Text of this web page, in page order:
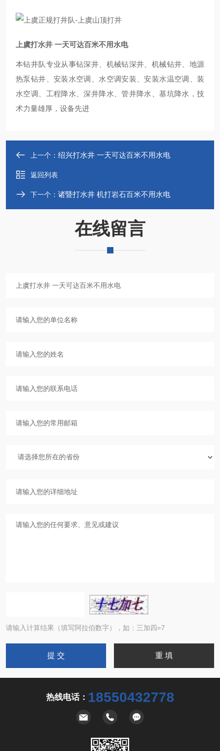
上虞打水井 一天可达百米不用水电
本钻井队专业从事钻深井、机械钻深井、机械钻井、地源
热泵钻井、安装水空调、水空调安装、安装水温空调、装
水空调、工程降水、深井降水、管井降水、基坑降水，技
术力量雄厚，设备先进
上一个： 绍兴打水井 一天可达百米不用水电
返回列表
下一个： 诸暨打水井 机打岩石百米不用水电
在线留言
请输入计算结果（填写阿拉伯数字），如：三加四=7
热线电话： 18550432778